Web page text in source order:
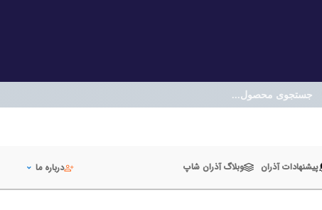
پیشنهادات آذران وبلاگ آذران شاپ درباره ما